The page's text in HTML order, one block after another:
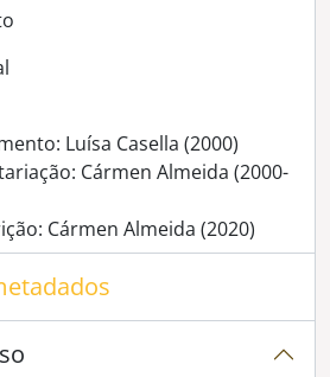
Luísa Casella (2000)
Cármen Almeida (2000-
Cármen Almeida (2020)